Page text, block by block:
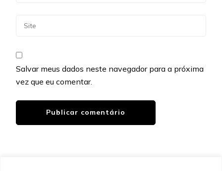
Salvar meus dados neste navegador para a próxima
vez que eu comentar.